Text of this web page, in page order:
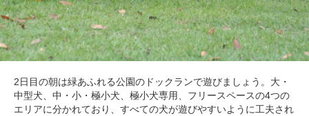
2日目の朝は緑あふれる公園のドックランで遊びましょう。大・
中型犬、中・小・極小犬、極小犬専用、フリースペースの4つの
エリアに分かれており、すべての犬が遊びやすいように工夫され